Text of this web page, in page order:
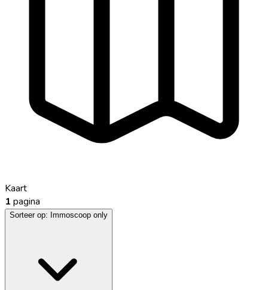
Kaart
1 pagina
Sorteer op: Immoscoop only